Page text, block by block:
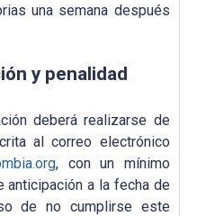
una semana después
y penalidad
deberá realizarse de
al correo electrónico
, con un mínimo
a la fecha de
de no cumplirse este